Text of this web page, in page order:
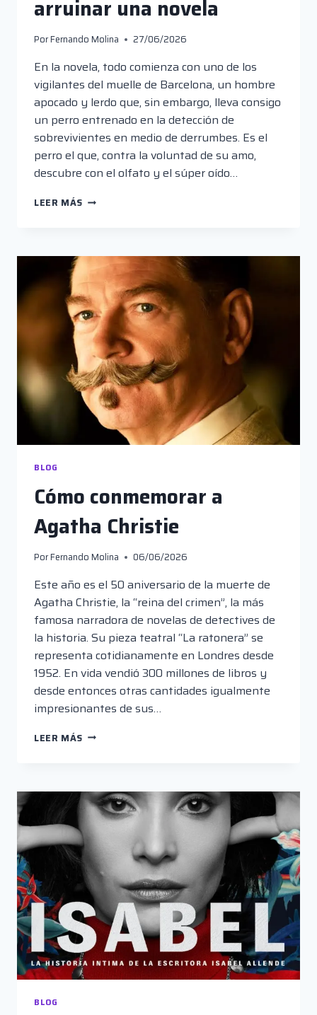
arruinar una novela
PorFernando Molina 27/06/2026
En la novela, todo comienza con uno de los
vigilantes del muelle de Barcelona, un hombre
apocado y lerdo que, sin embargo, lleva consigo
un perro entrenado en la detección de
sobrevivientes en medio de derrumbes. Es el
perro el que, contra la voluntad de su amo,
descubre con el olfato y el súper oído…
LEER MÁS “LA
ARRUINAR
UNA
NOVELA
BLOG
Cómo conmemorar a
Agatha Christie
PorFernando Molina 06/06/2026
Este año es el 50 aniversario de la muerte de
Agatha Christie, la “reina del crimen”, la más
famosa narradora de novelas de detectives de
la historia. Su pieza teatral “La ratonera” se
representa cotidianamente en Londres desde
1952. En vida vendió 300 millones de libros y
desde entonces otras cantidades igualmente
impresionantes de sus…
LEER MÁS CÓMO
CHRISTIE
BLOG